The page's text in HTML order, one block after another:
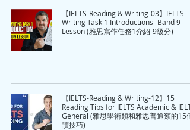
【IELTS-Reading & Writing-03】IELTS
Writing Task 1 Introductions- Band 9
Lesson (雅思寫作任務1介紹-9級分)
【IELTS-Reading & Writing-12】15
Reading Tips for IELTS Academic &
General (雅思學術類和雅思普通類的15
讀技巧)